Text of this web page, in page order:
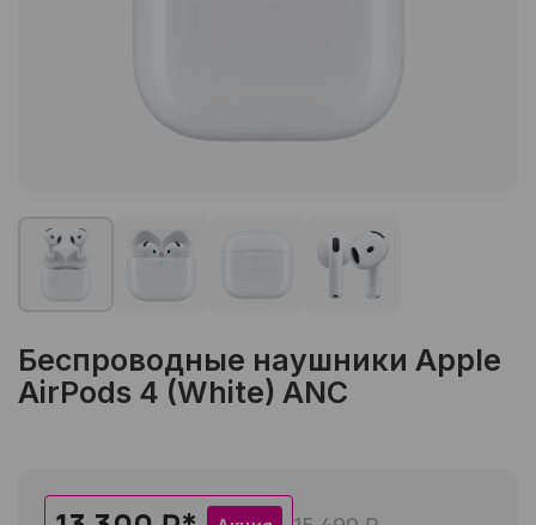
Беспроводные наушники Apple
AirPods 4 (White) ANC